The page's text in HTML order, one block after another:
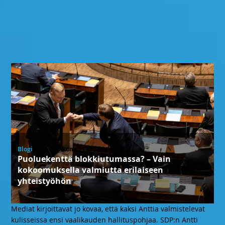
Blogi , keskiviikkona 21.01.26
Puoluekenttä blokkiutumassa? – Vain
kokoomuksella valmiutta erilaiseen
yhteistyöhön
Mediat kirjoittavat jo kovaa, että kaksi Anttia valmistelevat
kulisseissa ensi vaalikauden hallituspohjaa. SDP:n Antti